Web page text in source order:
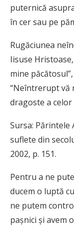
puternică
în cer sau pe
Rugăciunea
Iisuse
mine
“Neîntrerupt vă
dragoste a
Sursa: Părintele
suflete din
2002, p. 151.
Pentru a ne
ducem o luptă
ne putem
paşnici şi avem